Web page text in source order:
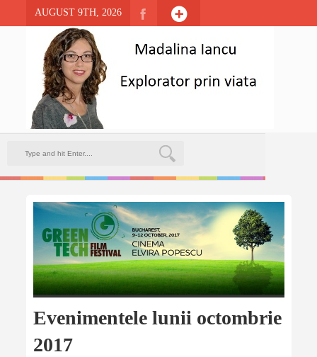
AUGUST 9TH, 2026
Evenimentele lunii octombrie
2017